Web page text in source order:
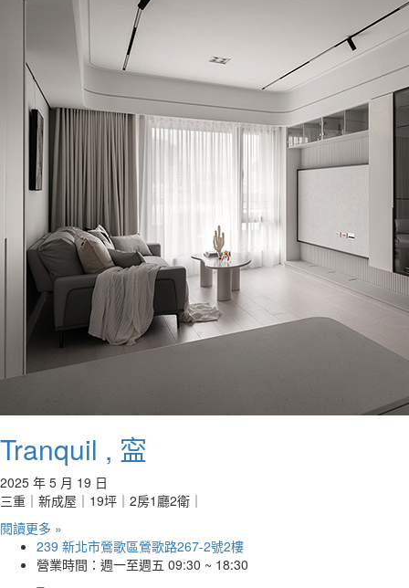
Tranquil , 寍
2025 年 5 月 19 日
三重｜新成屋｜19坪｜2房1廳2衛｜
閱讀更多 »
239 新北市鶯歌區鶯歌路267-2號2樓
營業時間：週一至週五 09:30 ~ 18:30